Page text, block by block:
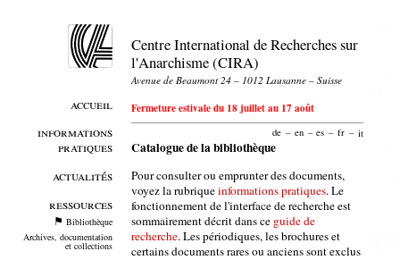
accueil
informations
pratiques
actualités
ressources
Bibliothèque
Archives, documentation
et collections
Centre International de Recherches sur
l'Anarchisme (CIRA)
Avenue de Beaumont 24 – 1012 Lausanne – Suisse
Fermeture estivale du 18 juillet au 17 août
de – en – es – fr – it
Catalogue de la bibliothèque
Pour consulter ou emprunter des documents,
voyez la rubriqueinformations pratiques. Le
fonctionnement de l'interface de recherche est
sommairement décrit dans ce guide de
recherche. Les périodiques, les brochures et
certains documents rares ou anciens sont exclus